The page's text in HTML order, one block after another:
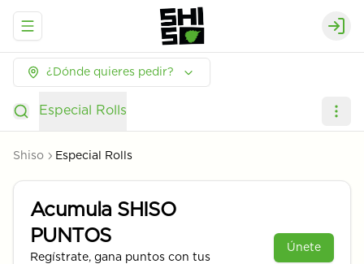
Abrir menu de navegación
¿Dónde quieres pedir?
Especial Rolls
Shiso Especial Rolls
Acumula SHISO
PUNTOS
Regístrate, gana puntos con tus
Únete